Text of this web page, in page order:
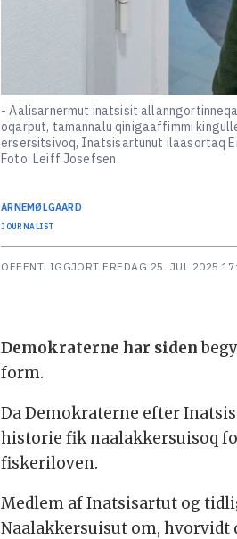
- Aalisarnermut inatsisit
oqarput, tamannalu qinigaaffimmi
ersersitsivoq, Inatsisartunut ilaasortaq
Foto: Leiff Josefsen
ARNEMØLGAARD
JOURNALIST
OFFENTLIGGJORT FREDAG 25. JUL 2025
Demokraterne har siden
form.
Da Demokraterne efter
historie fik naalakkersuisoq
fiskeriloven.
Medlem af Inatsisartut og
Naalakkersuisut om,